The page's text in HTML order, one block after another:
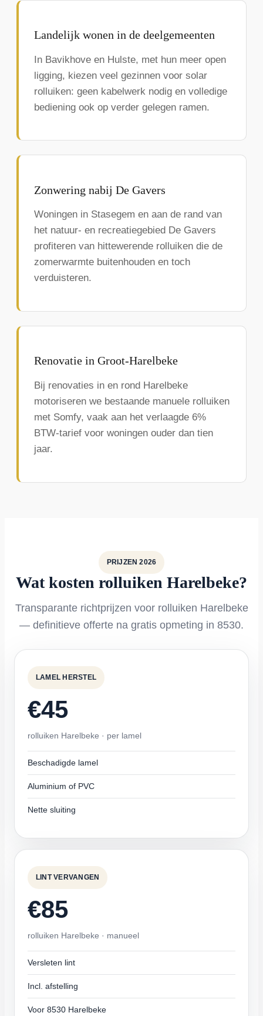
Landelijk wonen in de deelgemeenten
In Bavikhove en Hulste, met hun meer open
ligging, kiezen veel gezinnen voor solar
rolluiken: geen kabelwerk nodig en volledige
bediening ook op verder gelegen ramen.
Zonwering nabij De Gavers
Woningen in Stasegem en aan de rand van
het natuur- en recreatiegebied De Gavers
profiteren van hittewerende rolluiken die de
zomerwarmte buitenhouden en toch
verduisteren.
Renovatie in Groot-Harelbeke
Bij renovaties in en rond Harelbeke
motoriseren we bestaande manuele rolluiken
met Somfy, vaak aan het verlaagde 6%
BTW-tarief voor woningen ouder dan tien
jaar.
PRIJZEN 2026
Wat kosten rolluiken Harelbeke?
Transparante richtprijzen voor rolluiken Harelbeke
— definitieve offerte na gratis opmeting in 8530.
LAMEL HERSTEL
€45
rolluiken Harelbeke · per lamel
Beschadigde lamel
Aluminium of PVC
Nette sluiting
LINT VERVANGEN
€85
rolluiken Harelbeke · manueel
Versleten lint
Incl. afstelling
Voor 8530 Harelbeke